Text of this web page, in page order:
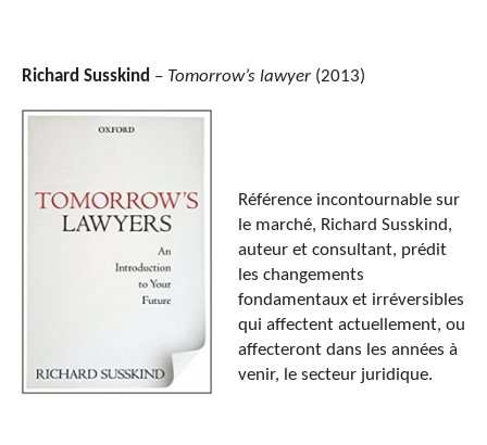
Richard Susskind – Tomorrow’s lawyer (2013)
Référence incontournable sur
le marché, Richard Susskind,
auteur et consultant, prédit
les changements
fondamentaux et irréversibles
qui affectent actuellement, ou
affecteront dans les années à
venir, le secteur juridique.